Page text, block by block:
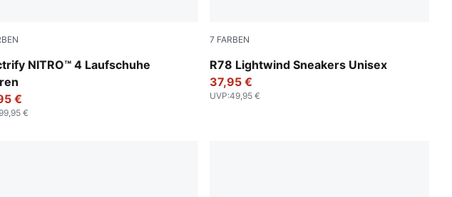
NITRO™ 4 Laufschuhe
Spritz-Lux Lime-PUMA Black
€
€
7 FARBEN
R78 Lightwind Sneakers Unisex
PUMA White-Candy Apple-Warm White
37,95 €
UVP:49,95 €